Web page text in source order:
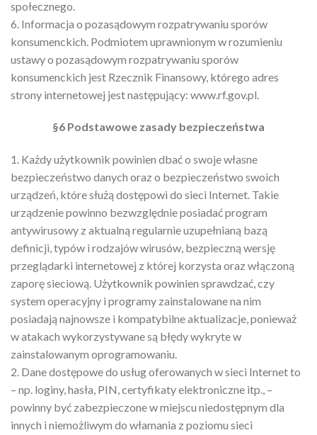
społecznego.
6. Informacja o pozasądowym rozpatrywaniu sporów
konsumenckich. Podmiotem uprawnionym w rozumieniu
ustawy o pozasądowym rozpatrywaniu sporów
konsumenckich jest Rzecznik Finansowy, którego adres
strony internetowej jest następujący: www.rf.gov.pl.
§6 Podstawowe zasady bezpieczeństwa
1. Każdy użytkownik powinien dbać o swoje własne
bezpieczeństwo danych oraz o bezpieczeństwo swoich
urządzeń, które służą dostępowi do sieci Internet. Takie
urządzenie powinno bezwzględnie posiadać program
antywirusowy z aktualną regularnie uzupełnianą bazą
definicji, typów i rodzajów wirusów, bezpieczną wersję
przeglądarki internetowej z której korzysta oraz włączoną
zaporę sieciową. Użytkownik powinien sprawdzać, czy
system operacyjny i programy zainstalowane na nim
posiadają najnowsze i kompatybilne aktualizacje, ponieważ
w atakach wykorzystywane są błędy wykryte w
zainstalowanym oprogramowaniu.
2. Dane dostępowe do usług oferowanych w sieci Internet to
– np. loginy, hasła, PIN, certyfikaty elektroniczne itp., –
powinny być zabezpieczone w miejscu niedostępnym dla
innych i niemożliwym do włamania z poziomu sieci